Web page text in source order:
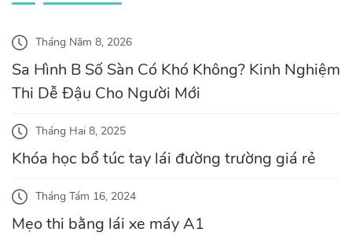
Tháng Năm 8, 2026
Sa Hình B Số Sàn Có Khó Không? Kinh Nghiệm
Thi Dễ Đậu Cho Người Mới
Tháng Hai 8, 2025
Khóa học bổ túc tay lái đường trường giá rẻ
Tháng Tám 16, 2024
Mẹo thi bằng lái xe máy A1